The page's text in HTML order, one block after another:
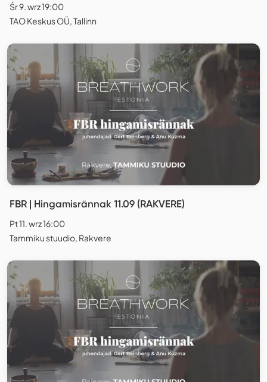
Śr 9. wrz 19:00
TAO Keskus OÜ, Tallinn
FBR | Hingamisrännak 11.09 (RAKVERE)
Pt 11. wrz 16:00
Tammiku stuudio, Rakvere